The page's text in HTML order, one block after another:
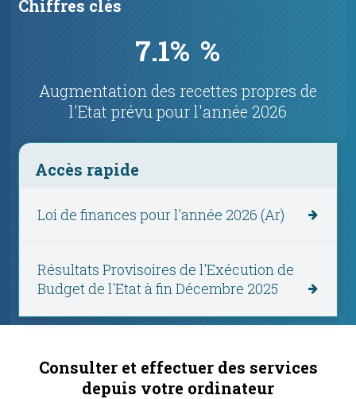
Chiffres clés
7.1%%
Augmentation des recettes propres de
l'Etat prévu pour l'année 2026
Accès rapide
Loi de finances pour l'année 2026 (Ar)
Résultats Provisoires de l'Exécution de
Budget de l'Etat à fin Décembre 2025
Consulter et effectuer des services
depuis votre ordinateur